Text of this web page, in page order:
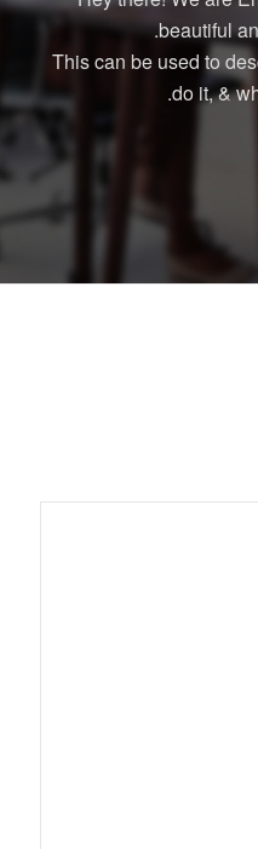
beautiful
This can be used to
do it, &